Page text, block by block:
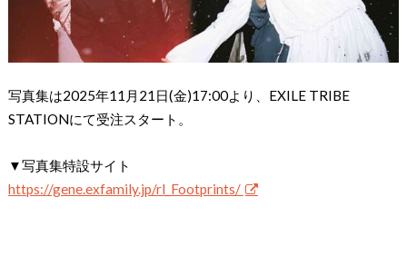
写真集は2025年11月21日(金)17:00より、EXILE TRIBE
STATIONにて受注スタート。
▼写真集特設サイト
https://gene.exfamily.jp/rl_Footprints/